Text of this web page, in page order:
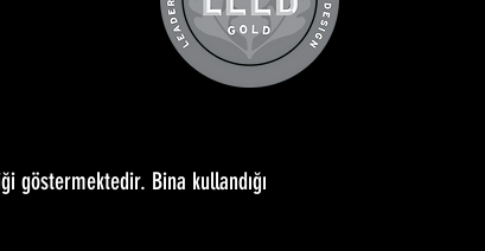
göstermektedir. Bina kullandığı